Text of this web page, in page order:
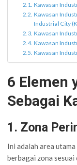
Kawasan
Kawasan
Industrial City
Kawasan
Kawasan
Kawasan
6 Elemen
Sebagai
1. Zona
Ini adalah area
berbagai zona